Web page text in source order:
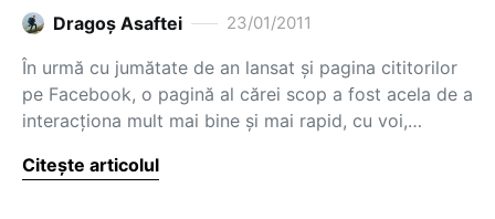
Dragoş Asaftei 23/01/2011
În urmă cu jumătate de an lansat şi pagina cititorilor
pe Facebook, o pagină al cărei scop a fost acela de a
interacţiona mult mai bine şi mai rapid, cu voi,…
Citește articolul